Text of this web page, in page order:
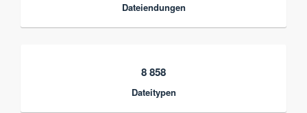
Dateiendungen
8 858
Dateitypen